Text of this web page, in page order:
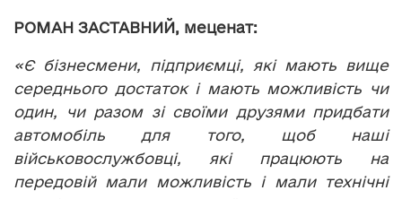
РОМАН ЗАСТАВНИЙ, меценат:
«Є бізнесмени, підприємці, які мають вище
середнього достаток і мають можливість чи
один, чи разом зі своїми друзями придбати
автомобіль для того, щоб наші
військовослужбовці, які працюють на
передовій мали можливість і мали технічні